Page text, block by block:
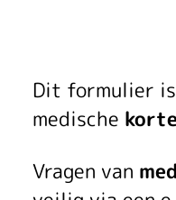
V
r
a
Dit formulier
medische
Vragen van